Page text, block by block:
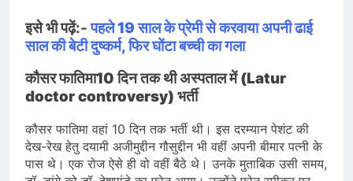
इसे भी पढ़ें:-पहले 19 साल के प्रेमी से करवाया अपनी ढाई
साल की बेटी दुष्कर्म, फिर घोंटा बच्ची का गला
कौसर फातिमा10 दिन तक थी अस्पताल में (Latur
doctor controversy) भर्ती
कौसर फातिमा वहां 10 दिन तक भर्ती थी। इस दरम्यान पेशंट की
देख-रेख हेतु दयामी अजीमुद्दीन गौसुद्दीन भी वहीं अपनी बीमार पत्नी के
पास थे। एक रोज ऐसे ही वो वहीं बैठे थे। उनके मुताबिक उसी समय,